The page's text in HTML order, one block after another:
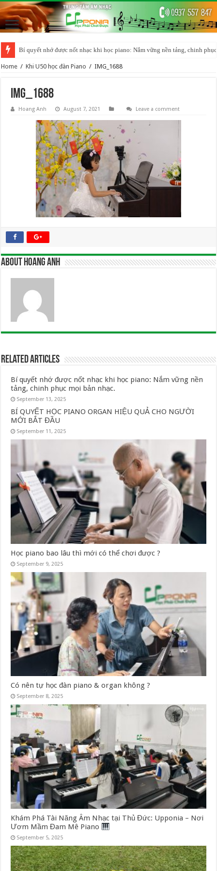
Bí quyết nhớ được nốt nhạc khi học piano: Nắm vững nền tảng, chinh
Home / Khi U50 học đàn Piano / IMG_1688
IMG_1688
Hoang Anh August 7, 2021 Leave a comment
About Hoang Anh
Related Articles
Bí quyết nhớ được nốt nhạc khi học piano: Nắm vững nền
tảng, chinh phục mọi bản nhạc.
September 13, 2025
BÍ QUYẾT HỌC PIANO ORGAN HIỆU QUẢ CHO NGƯỜI
MỚI BẮT ĐẦU
September 11, 2025
Học piano bao lâu thì mới có thể chơi được ?
September 9, 2025
Có nên tự học đàn piano & organ không ?
September 8, 2025
Khám Phá Tài Năng Âm Nhạc tại Thủ Đức: Upponia – Nơi
Ươm Mầm Đam Mê Piano
September 5, 2025